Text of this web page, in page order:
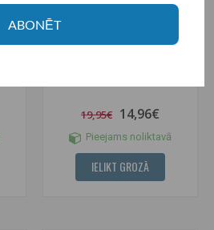
19,95€ 14,96€
Pieejams noliktavā
IELIKT GROZĀ
ABONĒT